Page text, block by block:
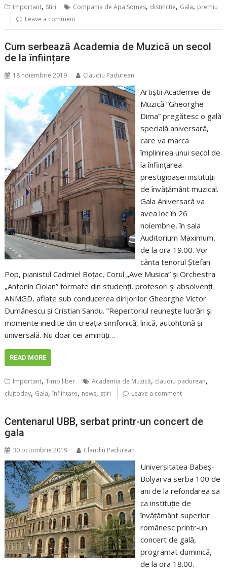
Important, Stiri Compania de Apa Somes, distinctie, Gala, premiu
Leave a comment
Cum serbează Academia de Muzică un secol
de la înființare
18 noiembrie 2019 Claudiu Padurean
Artiștii Academiei de
Muzică ”Gheorghe
Dima” pregătesc o gală
specială aniversară,
care va marca
împlinirea unui secol de
la înființarea
prestigioasei instituții
de învățământ muzical.
Gala Aniversară va
avea loc în 26
noiembrie, în sala
Auditorium Maximum,
de la ora 19.00. Vor
cânta tenorul Ștefan
Pop, pianistul Cadmiel Boțac, Corul „Ave Musica” și Orchestra
„Antonin Ciolan” formate din studenți, profesori și absolvenți
ANMGD, aflate sub conducerea dirijorilor Gheorghe Victor
Dumănescu și Cristian Sandu. ”Repertoriul reunește lucrări și
momente inedite din creația simfonică, lirică, autohtonă și
universală. Nu doar cei amintiți…
READ MORE
Important,Timp liber Academia de Muzică, claudiu padurean,
clujtoday, Gala,înfiinţare, news, stiri Leave a comment
Centenarul UBB, serbat printr-un concert de
gala
30 octombrie 2019 Claudiu Padurean
Universitatea Babeş-
Bolyai va serba 100 de
ani de la refondarea sa
ca instituţie de
învăţământ superior
românesc printr-un
concert de gală,
programat duminică,
de la ora 18.00.